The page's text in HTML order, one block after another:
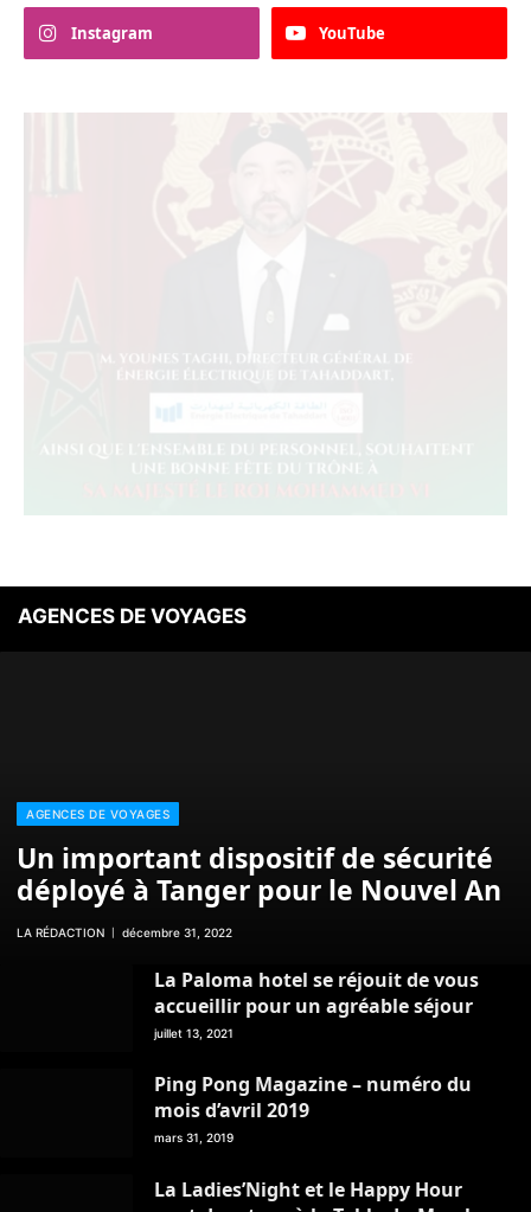
Instagram YouTube
AGENCES DE VOYAGES
AGENCES DE VOYAGES
Un important dispositif de sécurité
déployé à Tanger pour le Nouvel An
LA RÉDACTION décembre 31, 2022
La Paloma hotel se réjouit de vous
accueillir pour un agréable séjour
juillet 13, 2021
Ping Pong Magazine – numéro du
mois d’avril 2019
mars 31, 2019
La Ladies’Night et le Happy Hour